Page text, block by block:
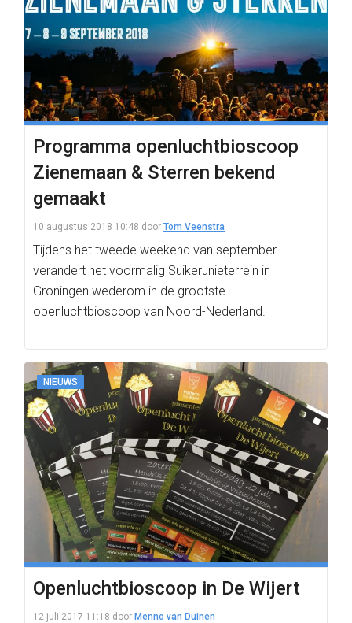
Programma openluchtbioscoop
Zienemaan & Sterren bekend
gemaakt
10 augustus 2018 10:48 door Tom Veenstra
Tijdens het tweede weekend van september
verandert het voormalig Suikerunieterrein in
Groningen wederom in de grootste
openluchtbioscoop van Noord-Nederland.
NIEUWS
Openluchtbioscoop in De Wijert
12 juli 2017 11:18 door Menno van Duinen